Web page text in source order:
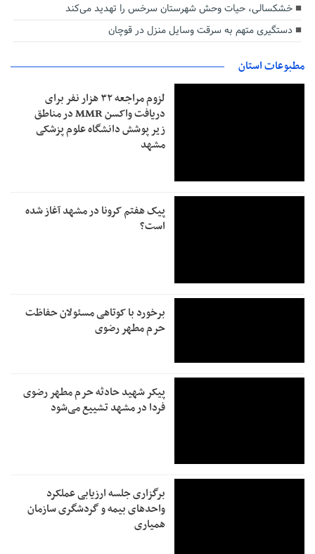
خشکسالی، حیات وحش شهرستان سرخس را تهدید می‌کند
دستگیری متهم به سرقت وسایل منزل در قوچان
مطبوعات استان
لزوم مراجعه ۳۲ هزار نفر برای
دریافت واکسن MMR در مناطق
زیر پوشش دانشگاه علوم پزشکی
مشهد
پیک هفتم کرونا در مشهد آغاز شده
است؟
برخورد با کوتاهی مسئولان حفاظت
حرم مطهر رضوی
پیکر شهید حادثه حرم مطهر رضوی
فردا در مشهد تشییع می‌شود
برگزاری جلسه ارزیابی عملکرد
واحدهای بیمه و گردشگری سازمان
همیاری